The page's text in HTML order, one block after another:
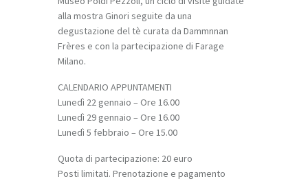
alla mostra Ginori seguite da una
degustazione del tè curata da Dammnnan
Frères e con la partecipazione di Farage
Milano.
CALENDARIO APPUNTAMENTI
Lunedì 22 gennaio – Ore 16.00
Lunedì 29 gennaio – Ore 16.00
Lunedì 5 febbraio – Ore 15.00
Quota di partecipazione: 20 euro
Posti limitati. Prenotazione e pagamento